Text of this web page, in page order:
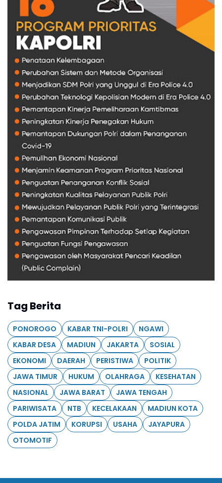
Tag Berita
PONOROGO KABAR TNI-POLRI
NGAWI
KABAR DESA
MADIUN JAKARTA
SOSIAL
EKONOMI
DAERAH PERISTIWA
POLITIK
JAWA TIMUR
HUKUM OLAHRAGA
KESEHATAN
NASIONAL
JAWA BARAT
JAWA TENGAH
PARIWISATA
NTB KECELAKAAN
MADIUN KOTA
POLDA JATIM
KORUPSI USAHA
JAYAPURA
OTOMOTIF